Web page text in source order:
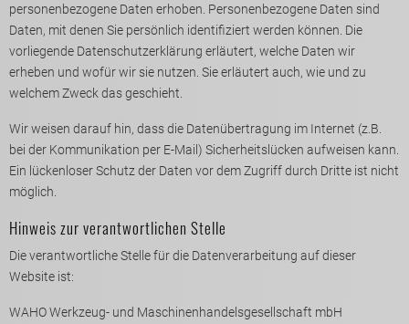
personenbezogene Daten erhoben. Personenbezogene Daten sind
Daten, mit denen Sie persönlich identifiziert werden können. Die
vorliegende Datenschutzerklärung erläutert, welche Daten wir
erheben und wofür wir sie nutzen. Sie erläutert auch, wie und zu
welchem Zweck das geschieht.
Wir weisen darauf hin, dass die Datenübertragung im Internet (z.B.
bei der Kommunikation per E-Mail) Sicherheitslücken aufweisen kann.
Ein lückenloser Schutz der Daten vor dem Zugriff durch Dritte ist nicht
möglich.
Hinweis zur verantwortlichen Stelle
Die verantwortliche Stelle für die Datenverarbeitung auf dieser
Website ist:
WAHO Werkzeug- und Maschinenhandelsgesellschaft mbH